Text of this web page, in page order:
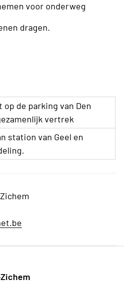
voor onderweg
dragen.
op de parking van Den
vertrek
station van Geel en